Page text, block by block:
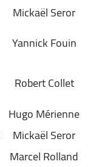
Mickaël Seror
Yannick Fouin
Robert Collet
Hugo Mérienne
Mickaël Seror
Marcel Rolland